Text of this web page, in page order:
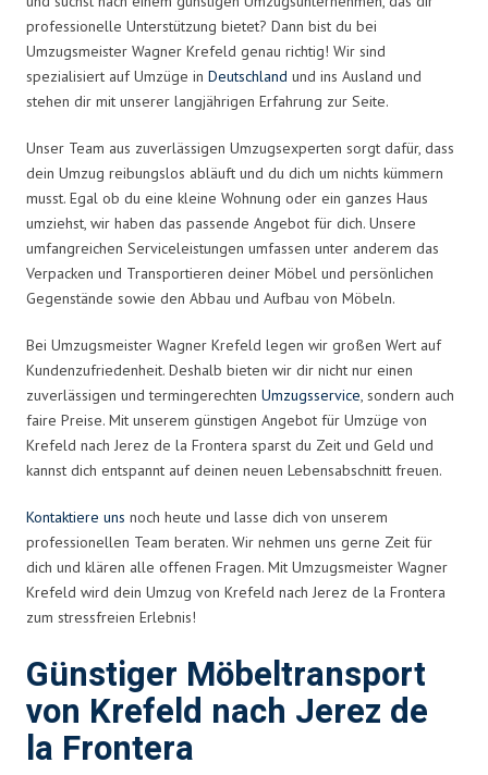
professionelle Unterstützung bietet? Dann bist du bei
Umzugsmeister Wagner Krefeld genau richtig! Wir sind
spezialisiert auf Umzüge in Deutschland und ins Ausland und
stehen dir mit unserer langjährigen Erfahrung zur Seite.
Unser Team aus zuverlässigen Umzugsexperten sorgt dafür, dass
dein Umzug reibungslos abläuft und du dich um nichts kümmern
musst. Egal ob du eine kleine Wohnung oder ein ganzes Haus
umziehst, wir haben das passende Angebot für dich. Unsere
umfangreichen Serviceleistungen umfassen unter anderem das
Verpacken und Transportieren deiner Möbel und persönlichen
Gegenstände sowie den Abbau und Aufbau von Möbeln.
Bei Umzugsmeister Wagner Krefeld legen wir großen Wert auf
Kundenzufriedenheit. Deshalb bieten wir dir nicht nur einen
zuverlässigen und termingerechten Umzugsservice, sondern auch
faire Preise. Mit unserem günstigen Angebot für Umzüge von
Krefeld nach Jerez de la Frontera sparst du Zeit und Geld und
kannst dich entspannt auf deinen neuen Lebensabschnitt freuen.
Kontaktiere uns noch heute und lasse dich von unserem
professionellen Team beraten. Wir nehmen uns gerne Zeit für
dich und klären alle offenen Fragen. Mit Umzugsmeister Wagner
Krefeld wird dein Umzug von Krefeld nach Jerez de la Frontera
zum stressfreien Erlebnis!
Günstiger Möbeltransport
von Krefeld nach Jerez de
la Frontera